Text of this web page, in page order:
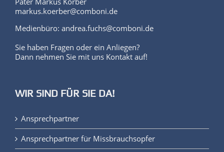
Medienbüro: andrea.fuchs@comboni.de
Sie haben Fragen oder ein Anliegen?
Ansprechpartner
Ansprechpartner für Missbrauchsopfer
Leitlinien zum Schutz von Minderjährigen und
schutzbedürftigen Personen